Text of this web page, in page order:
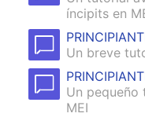
íncipits en
Un breve
Un pequeño
MEI